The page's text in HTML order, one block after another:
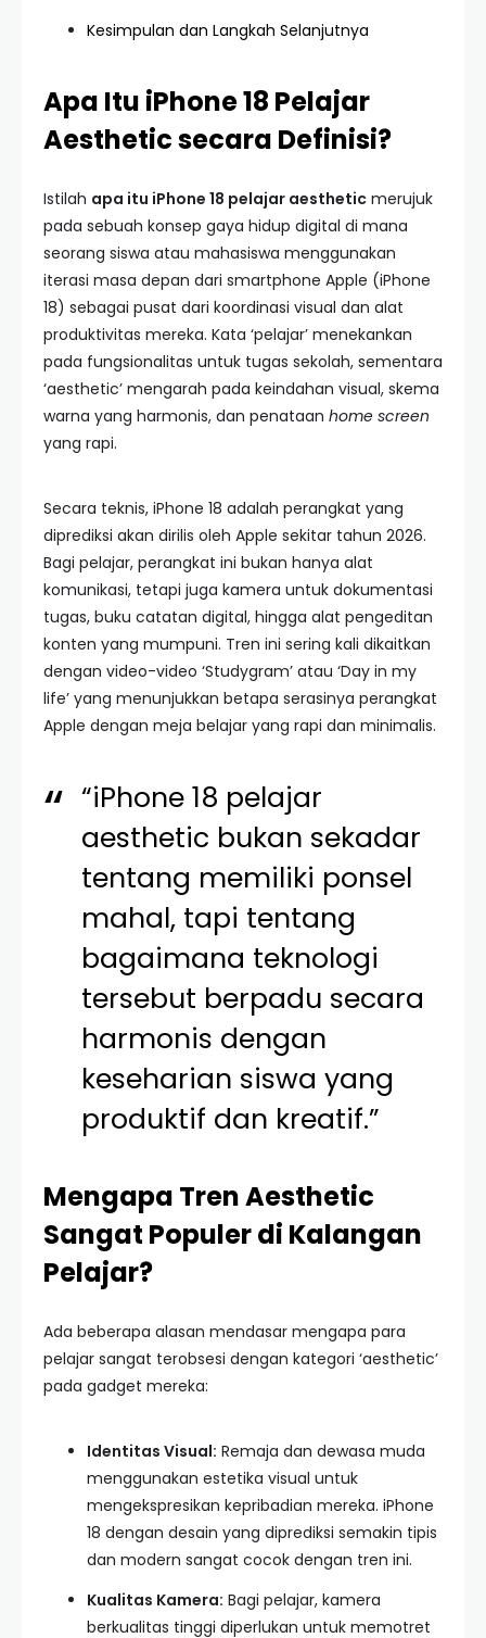
Kesimpulan dan Langkah Selanjutnya
Apa Itu iPhone 18 Pelajar
Aesthetic secara Definisi?
Istilah apa itu iPhone 18 pelajar aesthetic merujuk
pada sebuah konsep gaya hidup digital di mana
seorang siswa atau mahasiswa menggunakan
iterasi masa depan dari smartphone Apple (iPhone
18) sebagai pusat dari koordinasi visual dan alat
produktivitas mereka. Kata ‘pelajar’ menekankan
pada fungsionalitas untuk tugas sekolah, sementara
‘aesthetic’ mengarah pada keindahan visual, skema
warna yang harmonis, dan penataan home screen
yang rapi.
Secara teknis, iPhone 18 adalah perangkat yang
diprediksi akan dirilis oleh Apple sekitar tahun 2026.
Bagi pelajar, perangkat ini bukan hanya alat
komunikasi, tetapi juga kamera untuk dokumentasi
tugas, buku catatan digital, hingga alat pengeditan
konten yang mumpuni. Tren ini sering kali dikaitkan
dengan video-video ‘Studygram’ atau ‘Day in my
life’ yang menunjukkan betapa serasinya perangkat
Apple dengan meja belajar yang rapi dan minimalis.
“iPhone 18 pelajar
aesthetic bukan sekadar
tentang memiliki ponsel
mahal, tapi tentang
bagaimana teknologi
tersebut berpadu secara
harmonis dengan
keseharian siswa yang
produktif dan kreatif.”
Mengapa Tren Aesthetic
Sangat Populer di Kalangan
Pelajar?
Ada beberapa alasan mendasar mengapa para
pelajar sangat terobsesi dengan kategori ‘aesthetic’
pada gadget mereka:
Identitas Visual: Remaja dan dewasa muda
menggunakan estetika visual untuk
mengekspresikan kepribadian mereka. iPhone
18 dengan desain yang diprediksi semakin tipis
dan modern sangat cocok dengan tren ini.
Kualitas Kamera: Bagi pelajar, kamera
berkualitas tinggi diperlukan untuk memotret